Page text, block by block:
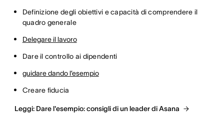
Definizione degli obiettivi e capacità di comprendere il
quadro generale
Delegare il lavoro
Dare il controllo ai dipendenti
guidare dando l’esempio
Creare fiducia
Leggi: Dare l'esempio: consigli di un leader di Asana